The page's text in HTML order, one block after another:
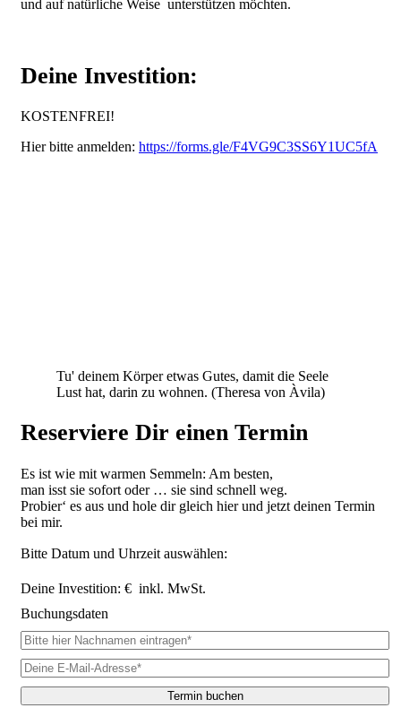
und auf natürliche Weise unterstützen möchten.
Deine Investition:
KOSTENFREI!
Hier bitte anmelden: https://forms.gle/F4VG9C3SS6Y1UC5fA
Tu' deinem Körper etwas Gutes, damit die Seele
Lust hat, darin zu wohnen. (Theresa von Àvila)
Reserviere Dir einen Termin
Es ist wie mit warmen Semmeln: Am besten,
man isst sie sofort oder … sie sind schnell weg.
Probier‘ es aus und hole dir gleich hier und jetzt deinen Termin
bei mir.
Bitte Datum und Uhrzeit auswählen:
Deine Investition: € inkl. MwSt.
Buchungsdaten
Termin buchen